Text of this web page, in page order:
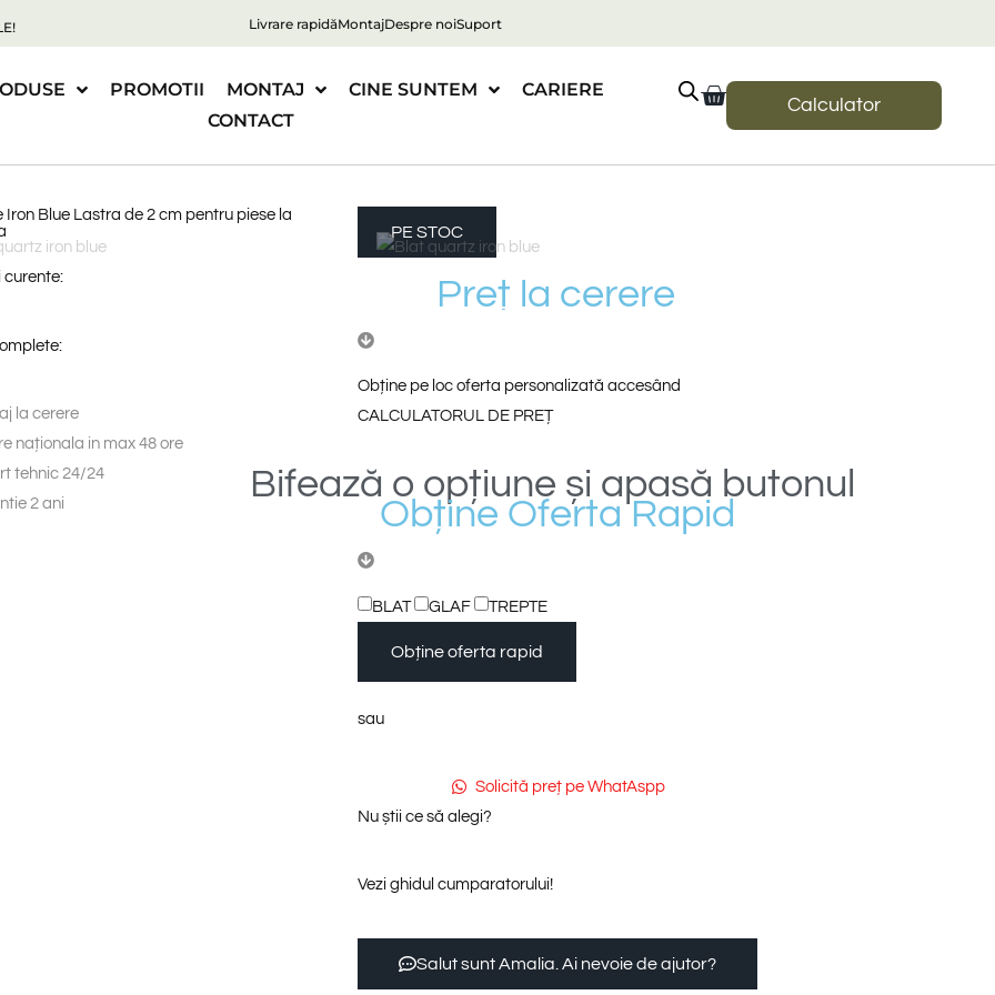
Livrare rapidăMontajDespre noiSuport
PROMOTII MONTAJ CINE SUNTEM
CARIERE
CONTACT
Calculator
Iron Blue Lastra de 2 cm pentru piese la
curente:
la cerere
naționala in max 48 ore
tehnic 24/24
2 ani
PE STOC
Preț a cerere
Obține pe loc oferta personalizată accesând
CALCULATORUL DE PREȚ
Bifează o opțiune și apasă butonul
Obține Oferta Rapid
BLAT GLAF TREPTE
Obține oferta rapid
sau
Solicită preț pe WhatAspp
Nu știi ce să alegi?
Vezi ghidul cumparatorului!
Salut sunt Amalia. Ai nevoie de ajutor?